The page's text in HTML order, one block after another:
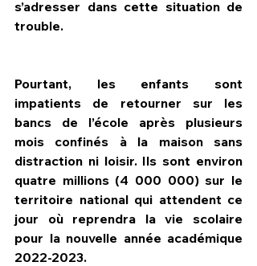
s’adresser dans cette situation de
trouble.
Pourtant, les enfants sont
impatients de retourner sur les
bancs de l’école après plusieurs
mois confinés à la maison sans
distraction ni loisir. Ils sont environ
quatre millions (4 000 000) sur le
territoire national qui attendent ce
jour où reprendra la vie scolaire
pour la nouvelle année académique
2022-2023.